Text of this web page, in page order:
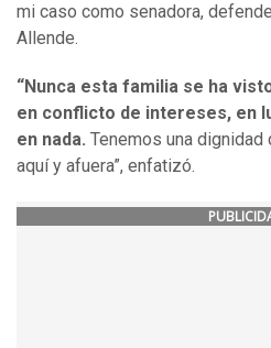
mi caso como senadora,
Allende.
“Nunca esta familia se ha
en conflicto de intereses, en
en nada. Tenemos una
aquí y afuera”, enfatizó.